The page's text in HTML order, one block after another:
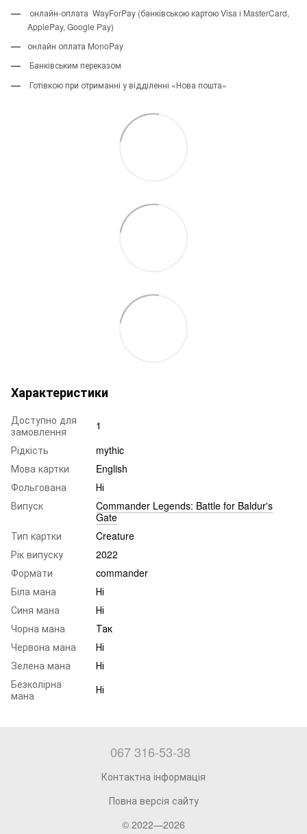
онлайн-оплата WayForPay (банківською картою Visa і MasterCard,
ApplePay, Google Pay)
онлайн оплата MonoPay
Банківським переказом
Готівкою при отриманні у відділенні «Нова пошта»
Характеристики
Доступно для
замовлення
1
Рідкість
mythic
Мова картки
English
Фольгована
Ні
Випуск
Commander Legends: Battle for Baldur's
Gate
Тип картки
Creature
Рік випуску
2022
Формати
commander
Біла мана
Ні
Синя мана
Ні
Чорна мана
Так
Червона мана
Ні
Зелена мана
Ні
Безколірна
мана
Ні
067 316-53-38
Контактна інформація
Повна версія сайту
© 2022—2026